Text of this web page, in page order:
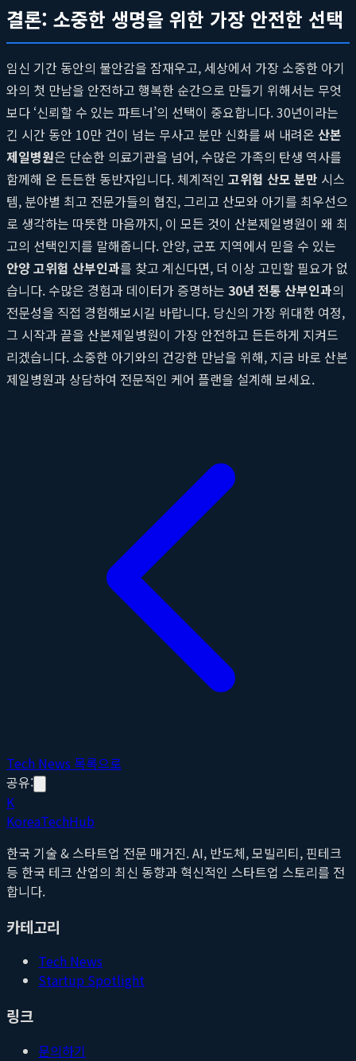
결론: 소중한 생명을 위한 가장 안전한 선택
임신 기간 동안의 불안감을 잠재우고, 세상에서 가장 소중한 아기
와의 첫 만남을 안전하고 행복한 순간으로 만들기 위해서는 무엇
보다 ‘신뢰할 수 있는 파트너’의 선택이 중요합니다. 30년이라는
긴 시간 동안 10만 건이 넘는 무사고 분만 신화를 써 내려온 산본
제일병원은 단순한 의료기관을 넘어, 수많은 가족의 탄생 역사를
함께해 온 든든한 동반자입니다. 체계적인 고위험 산모 분만 시스
템, 분야별 최고 전문가들의 협진, 그리고 산모와 아기를 최우선으
로 생각하는 따뜻한 마음까지, 이 모든 것이 산본제일병원이 왜 최
고의 선택인지를 말해줍니다. 안양, 군포 지역에서 믿을 수 있는
안양 고위험 산부인과를 찾고 계신다면, 더 이상 고민할 필요가 없
습니다. 수많은 경험과 데이터가 증명하는 30년 전통 산부인과의
전문성을 직접 경험해보시길 바랍니다. 당신의 가장 위대한 여정,
그 시작과 끝을 산본제일병원이 가장 안전하고 든든하게 지켜드
리겠습니다. 소중한 아기와의 건강한 만남을 위해, 지금 바로 산본
제일병원과 상담하여 전문적인 케어 플랜을 설계해 보세요.
Tech News 목록으로
공유:
K
KoreaTechHub
한국 기술 & 스타트업 전문 매거진. AI, 반도체, 모빌리티, 핀테크
등 한국 테크 산업의 최신 동향과 혁신적인 스타트업 스토리를 전
합니다.
카테고리
Tech News
Startup Spotlight
링크
문의하기